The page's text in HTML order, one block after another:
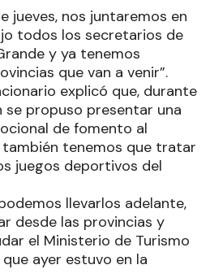
jueves, nos juntaremos en
todos los secretarios de
y ya tenemos
que van a venir”.
explicó que, durante
se propuso presentar una
de fomento al
tenemos que tratar
juegos deportivos del
llevarlos adelante,
desde las provincias y
el Ministerio de Turismo
ayer estuvo en la